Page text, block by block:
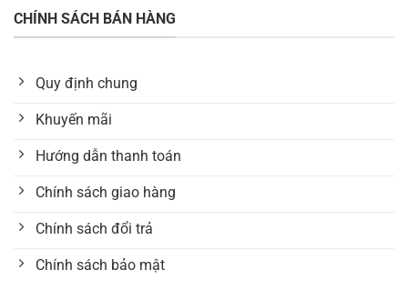
CHÍNH SÁCH BÁN HÀNG
Quy định chung
Khuyến mãi
Hướng dẫn thanh toán
Chính sách giao hàng
Chính sách đổi trả
Chính sách bảo mật